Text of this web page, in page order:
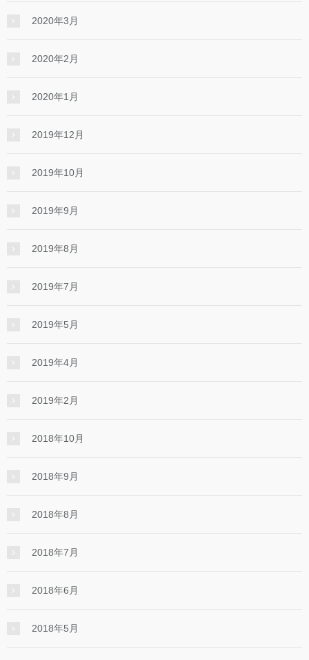
2020年3月
2020年2月
2020年1月
2019年12月
2019年10月
2019年9月
2019年8月
2019年7月
2019年5月
2019年4月
2019年2月
2018年10月
2018年9月
2018年8月
2018年7月
2018年6月
2018年5月